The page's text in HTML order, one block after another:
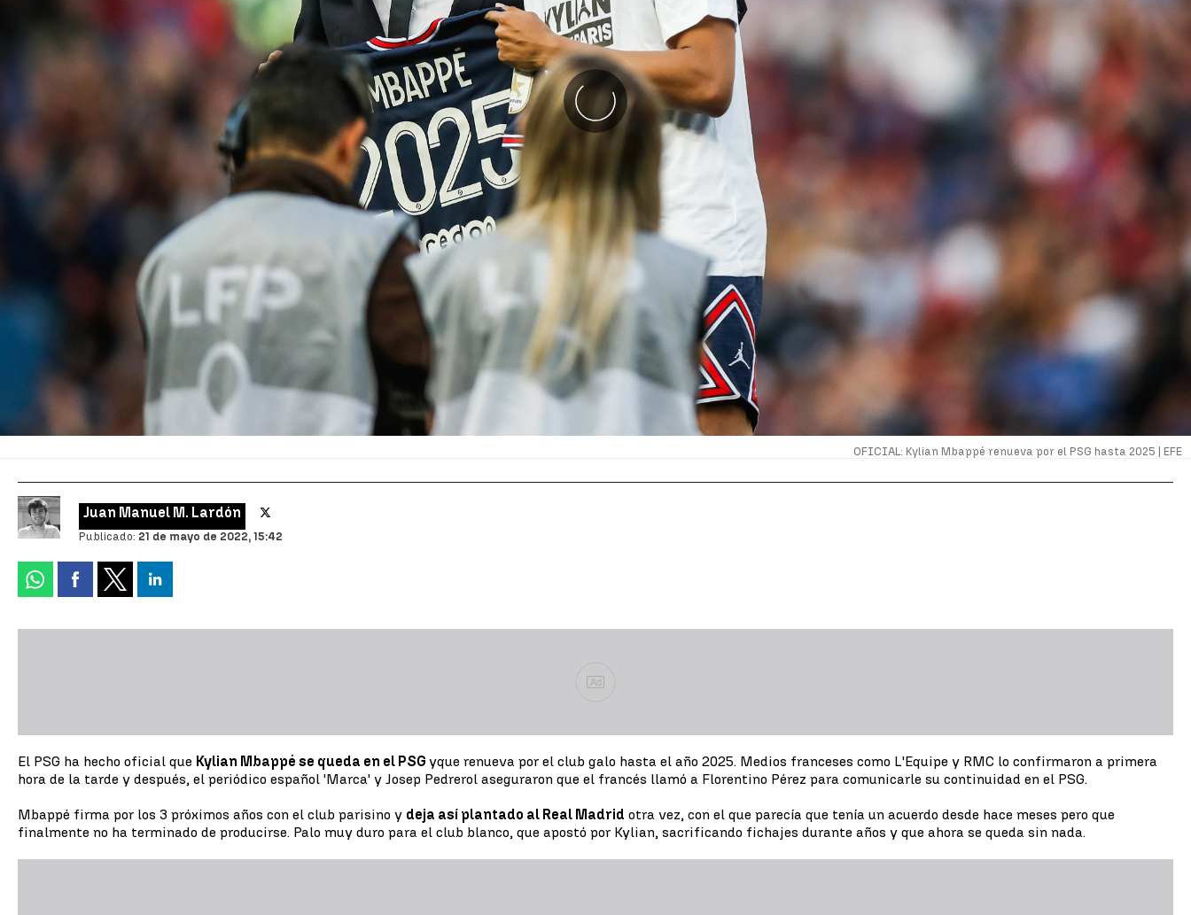
OFICIAL: Kylian Mbappé renueva por el PSG hasta 2025 | EFE
Juan Manuel M. Lardón
Publicado: 21 de mayo de 2022, 15:42
Ad
El PSG ha hecho oficial que Kylian Mbappé se queda en el PSG yque renueva por el club galo hasta el año 2025. Medios franceses como L'Equipe y RMC lo confirmaron a primera
hora de la tarde y después, el periódico español 'Marca' y Josep Pedrerol aseguraron que el francés llamó a Florentino Pérez para comunicarle su continuidad en el PSG.
Mbappé firma por los 3 próximos años con el club parisino y deja así plantado al Real Madrid otra vez, con el que parecía que tenía un acuerdo desde hace meses pero que
finalmente no ha terminado de producirse. Palo muy duro para el club blanco, que apostó por Kylian, sacrificando fichajes durante años y que ahora se queda sin nada.